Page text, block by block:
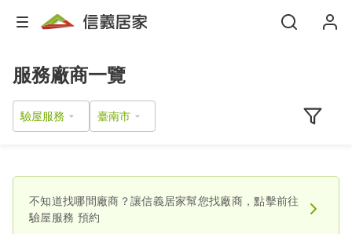
服務廠商一覽
驗屋服務
不知道找哪間廠商？讓信義居家幫您找廠商，點擊前往
驗屋服務 預約